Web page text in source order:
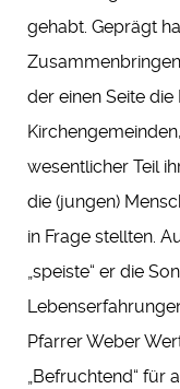
gehabt. Geprägt
der einen Seite
wesentlicher Teil
die (jungen)
in Frage stellten.
„speiste“ er die
Pfarrer Weber
„Befruchtend“ für